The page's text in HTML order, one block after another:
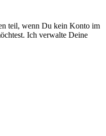
teil, wenn Du kein Konto im
Ich verwalte Deine